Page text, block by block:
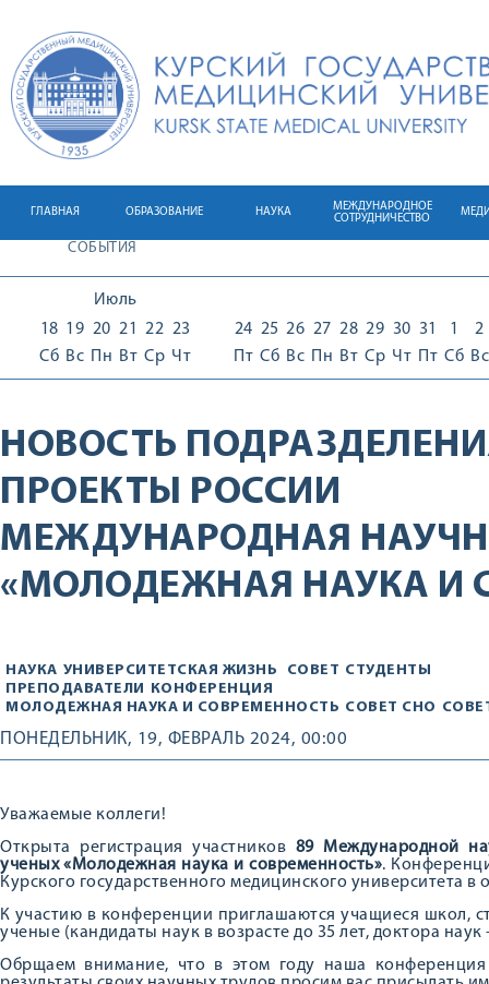
ГЛАВНАЯ ОБРАЗОВАНИЕ НАУКА
МЕЖДУНАРОДНОЕ
СОТРУДНИЧЕСТВО
СОБЫТИЯ
Июль
18
Сб
19
Вс
20
Пн
21
Вт
22
Ср
23
Чт
24
Пт
25
Сб
26
Вс
27
Пн
28
Вт
29
Ср
30
Чт
31
Пт
1
Сб
2
Вс
НОВОСТЬ
ПРОЕКТЫ РОССИИ
МЕЖДУНАРОДНАЯ
«МОЛОДЕЖНАЯ НАУКА И
НАУКА УНИВЕРСИТЕТСКАЯ ЖИЗНЬ СОВЕТ СТУДЕНТЫ
ПРЕПОДАВАТЕЛИ КОНФЕРЕНЦИЯ
МОЛОДЕЖНАЯ НАУКА И СОВРЕМЕННОСТЬ СОВЕТ СНО
ПОНЕДЕЛЬНИК, 19, ФЕВРАЛЬ 2024, 00:00
Уважаемые коллеги!
Открыта регистрация участников 89 Международной
ученых «Молодежная наука и современность».
Курского государственного медицинского университета в
К участию в конференции приглашаются учащиеся школ,
ученые (кандидаты наук в возрасте до 35 лет, доктора наук
Обрщаем внимание, что в этом году наша